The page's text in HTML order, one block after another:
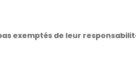
exemptés de leur